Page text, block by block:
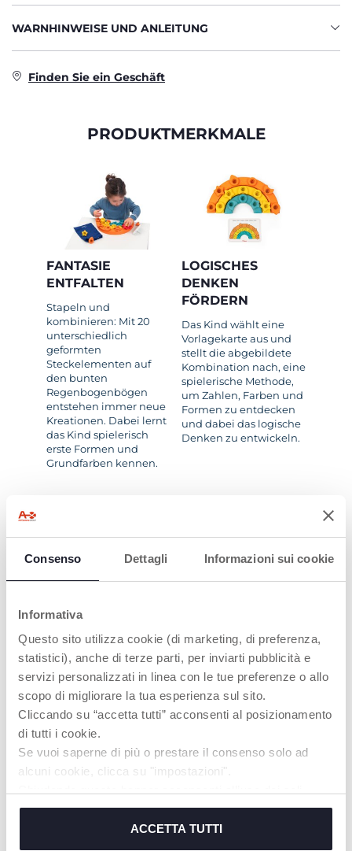
Consenso Dettagli Informazioni sui cookie
Informativa
Questo sito utilizza cookie (di marketing, di preferenza,
statistici), anche di terze parti, per inviarti pubblicità e
servizi personalizzati in linea con le tue preferenze o allo
scopo di migliorare la tua esperienza sul sito.
Cliccando su “accetta tutti” acconsenti al posizionamento
di tutti i cookie.
Se vuoi saperne di più o prestare il consenso solo ad
alcuni cookie, clicca su "impostazioni".
cookie tecnici, indispensabili per fruire del servizio
ACCETTA TUTTI
WARNHINWEISE UND ANLEITUNG
Finden Sie ein Geschäft
PRODUKTMERKMALE
FANTASIE
ENTFALTEN
Stapeln und
kombinieren: Mit 20
unterschiedlich
geformten
Steckelementen auf
den bunten
Regenbogenbögen
entstehen immer neue
Kreationen. Dabei lernt
das Kind spielerisch
erste Formen und
Grundfarben kennen.
LOGISCHES
DENKEN
FÖRDERN
Das Kind wählt eine
Vorlagekarte aus und
stellt die abgebildete
Kombination nach, eine
spielerische Methode,
um Zahlen, Farben und
Formen zu entdecken
und dabei das logische
Denken zu entwickeln.
EINES
PÄDAGOGEN
Diese Steckspiel-
Aktivität fördert die
Feinmotorik, die
bewussten Einsatz der
Hände. Gleichzeitig
unterstützt sie das